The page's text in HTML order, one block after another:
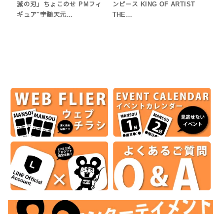
滅の刃」ちょこのせ PMフィ
ギュア"宇髄天元…
ンピース KING OF ARTIST
THE…